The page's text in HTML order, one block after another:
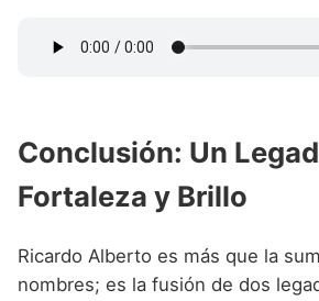
Conclusión: Un
Fortaleza y Brillo
Ricardo Alberto es más que la
nombres; es la fusión de dos